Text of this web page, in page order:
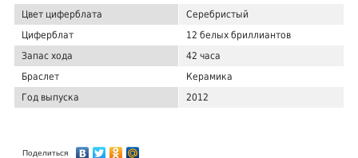
Цвет циферблата
Серебристый
Циферблат
12 белых бриллиантов
Запас хода
42 часа
Браслет
Керамика
Год выпуска
2012
Поделиться